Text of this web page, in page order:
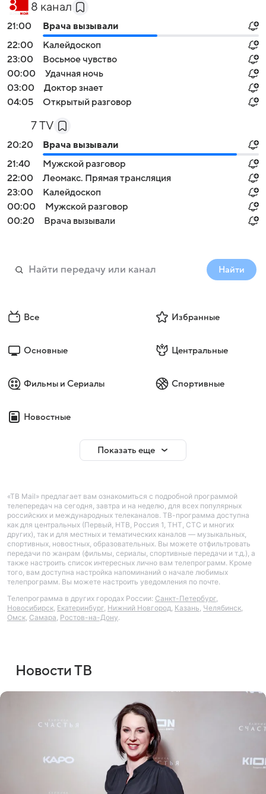
8 канал
21:00
Врача вызывали
22:00
Калейдоскоп
23:00
Восьмое чувство
00:00
Удачная ночь
03:00
Доктор знает
04:05
Открытый разговор
7 TV
20:20
Врача вызывали
21:40
Мужской разговор
22:00
Леомакс. Прямая трансляция
23:00
Калейдоскоп
00:00
Мужской разговор
00:20
Врача вызывали
Найти
Все Избранные
Основные Центральные
Фильмы и Сериалы Спортивные
Новостные
Показать еще
«ТВ Mail» предлагает вам ознакомиться с подробной программой
телепередач на сегодня, завтра и на неделю, для всех популярных
российских и международных телеканалов. ТВ-программа доступна
как для центральных (Первый, НТВ, Россия 1, ТНТ, СТС и многих
других), так и для местных и тематических каналов — музыкальных,
спортивных, новостных, образовательных. Вы можете отфильтровать
передачи по жанрам (фильмы, сериалы, спортивные передачи и т.д.), а
также настроить список интересных лично вам телепрограмм. Кроме
того, вам доступна настройка напоминаний о начале любимых
телепрограмм. Вы можете настроить уведомления по почте.
Телепрограмма в других городах России: Санкт-Петербург,
Новосибирск, Екатеринбург, Нижний Новгород, Казань, Челябинск,
Омск, Самара, Ростов-на-Дону.
Новости ТВ